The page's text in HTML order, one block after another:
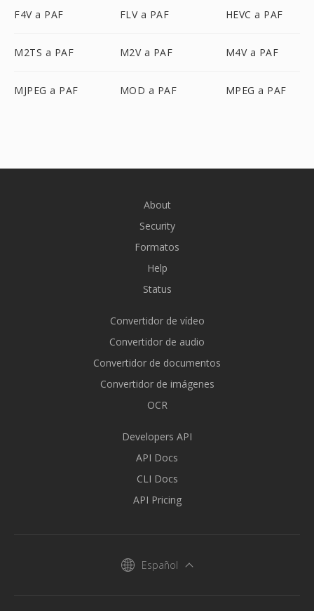
F4V a PAF FLV a PAF HEVC a PAF
M2TS a PAF M2V a PAF M4V a PAF
MJPEG a PAF MOD a PAF MPEG a PAF
About
Security
Formatos
Help
Status
Convertidor de vídeo
Convertidor de audio
Convertidor de documentos
Convertidor de imágenes
OCR
Developers API
API Docs
CLI Docs
API Pricing
Español